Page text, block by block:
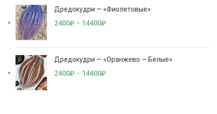
Дредокудри — «Фиолетовые»
2400₽ – 14400₽
Дредокудри — «Оранжево — Белые»
2400₽ – 14400₽